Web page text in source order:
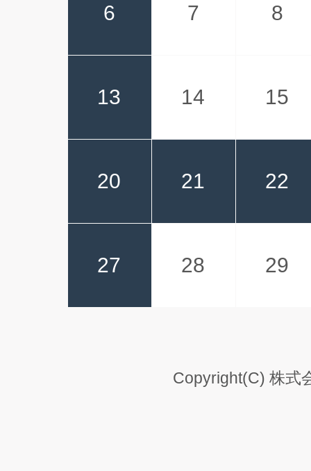
6 7 8
13 14 15
20 21 22
27 28 29
Copyright(C) 株式